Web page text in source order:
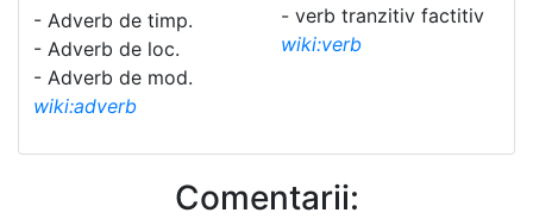
- Adverb de timp.
- Adverb de loc.
- Adverb de mod.
wiki:adverb
- verb tranzitiv factitiv
wiki:verb
Comentarii: